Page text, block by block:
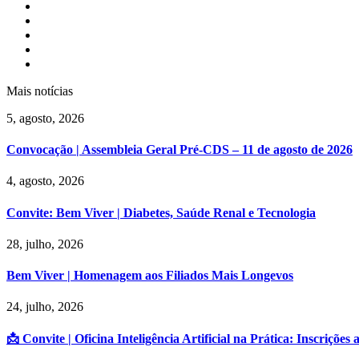
Mais notícias
5, agosto, 2026
Convocação | Assembleia Geral Pré-CDS – 11 de agosto de 2026
4, agosto, 2026
Convite: Bem Viver | Diabetes, Saúde Renal e Tecnologia
28, julho, 2026
Bem Viver | Homenagem aos Filiados Mais Longevos
24, julho, 2026
📩 Convite | Oficina Inteligência Artificial na Prática: Inscrições